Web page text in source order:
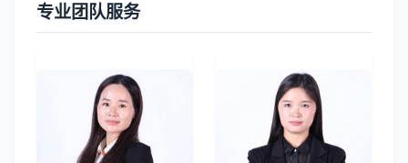
专业团队服务